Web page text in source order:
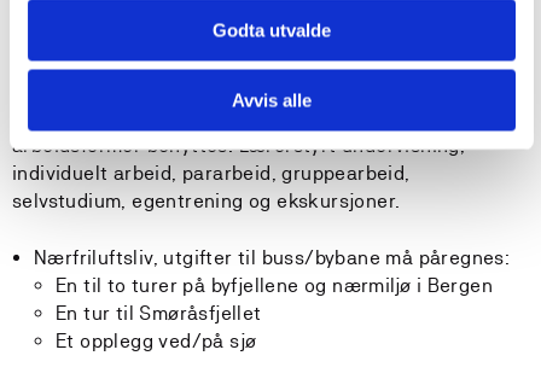
Godta utvalde
Avvis alle
til rette for obligatoriske læringsaktiviteter knyttet opp
mot ulike læringsmål for at studentene kan ta en aktiv
rolle i læringsprosessen. Det legges vekt på
studentaktive læringsformer, og det er en forutsetning
arbeidsformer benyttes: Lærerstyrt undervisning,
individuelt arbeid, pararbeid, gruppearbeid,
selvstudium, egentrening og ekskursjoner.
Nærfriluftsliv, utgifter til buss/bybane må påregnes:
En til to turer på byfjellene og nærmiljø i Bergen
En tur til Smøråsfjellet
Et opplegg ved/på sjø